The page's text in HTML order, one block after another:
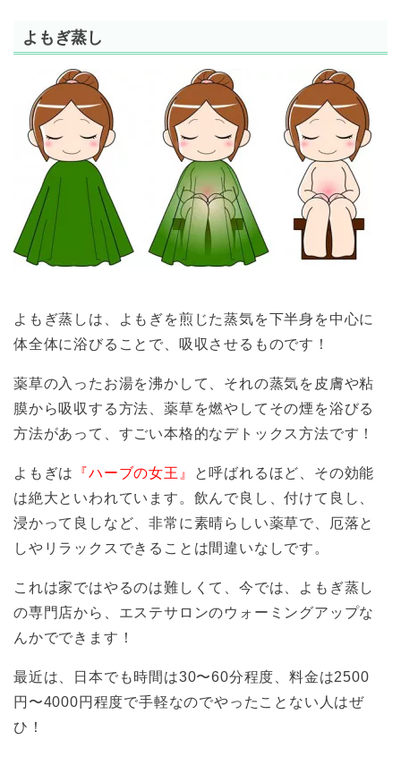
よもぎ蒸し
よもぎ蒸しは、よもぎを煎じた蒸気を下半身を中心に
体全体に浴びることで、吸収させるものです！
薬草の入ったお湯を沸かして、それの蒸気を皮膚や粘
膜から吸収する方法、薬草を燃やしてその煙を浴びる
方法があって、すごい本格的なデトックス方法です！
よもぎは 『ハーブの女王』
と呼ばれるほど、その効能
は絶大といわれています。飲んで良し、付けて良し、
浸かって良しなど、非常に素晴らしい薬草で、厄落と
しやリラックスできることは間違いなしです。
これは家ではやるのは難しくて、今では、よもぎ蒸し
の専門店から、エステサロンのウォーミングアップな
んかでできます！
最近は、日本でも時間は30〜60分程度、料金は2500
円〜4000円程度で手軽なのでやったことない人はぜ
ひ！